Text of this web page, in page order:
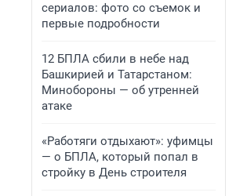
сериалов: фото со съемок и
первые подробности
12 БПЛА сбили в небе над
Башкирией и Татарстаном:
Минобороны — об утренней
атаке
«Работяги отдыхают»: уфимцы
— о БПЛА, который попал в
стройку в День строителя